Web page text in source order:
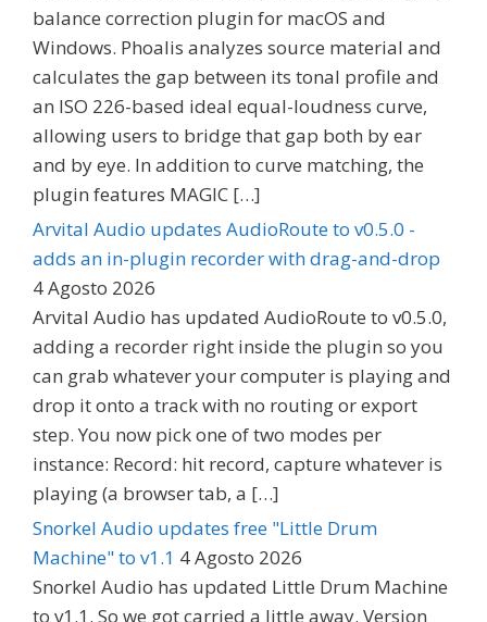
balance correction plugin for macOS and
Windows. Phoalis analyzes source material and
calculates the gap between its tonal profile and
an ISO 226-based ideal equal-loudness curve,
allowing users to bridge that gap both by ear
and by eye. In addition to curve matching, the
plugin features MAGIC […]
Arvital Audio updates AudioRoute to v0.5.0 -
adds an in-plugin recorder with drag-and-drop
4 Agosto 2026
Arvital Audio has updated AudioRoute to v0.5.0,
adding a recorder right inside the plugin so you
can grab whatever your computer is playing and
drop it onto a track with no routing or export
step. You now pick one of two modes per
instance: Record: hit record, capture whatever is
playing (a browser tab, a […]
Snorkel Audio updates free "Little Drum
Machine" to v1.1 4 Agosto 2026
Snorkel Audio has updated Little Drum Machine
to v1.1. So we got carried a little away. Version